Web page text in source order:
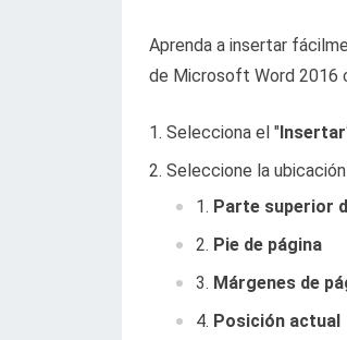
Aprenda a insertar
de Microsoft Word 2016
Selecciona el "Insertar
Seleccione la
Parte superior
Pie de página
Márgenes de
Posición actual